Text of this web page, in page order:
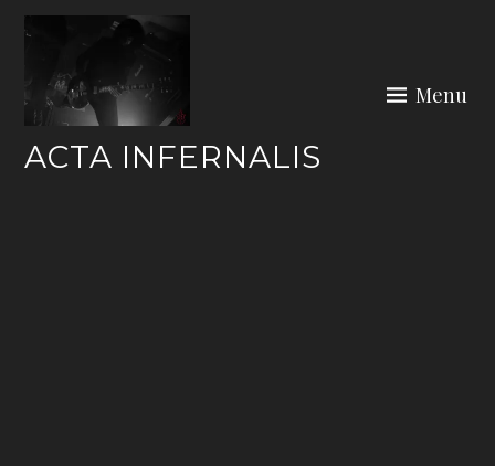
Skip
content
ACTA INFERNALIS
Menu